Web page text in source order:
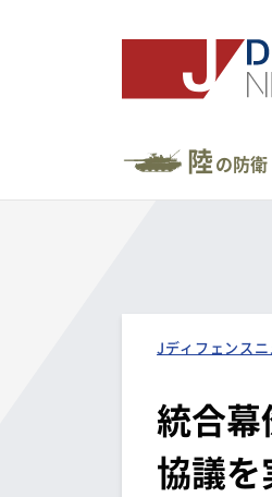
陸の防衛
Jディフェンスニ
統合
協議を